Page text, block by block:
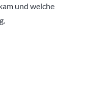
und welche